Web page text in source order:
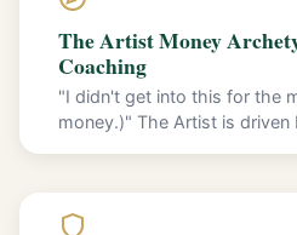
The Artist Money
Coaching
"I didn't get into this for the
money.)" The Artist is